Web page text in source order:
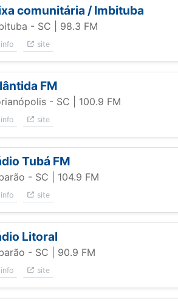
comunitária / Imbituba
- SC | 98.3 FM
info site
FM
- SC | 100.9 FM
info site
Tubá FM
- SC | 104.9 FM
info site
Litoral
- SC | 90.9 FM
info site